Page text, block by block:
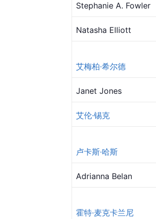
Stephanie A. Fowler
Natasha Elliott
艾梅柏·希尔德
Janet Jones
艾伦·锡克
卢卡斯·哈斯
Adrianna Belan
霍特·麦克卡兰尼